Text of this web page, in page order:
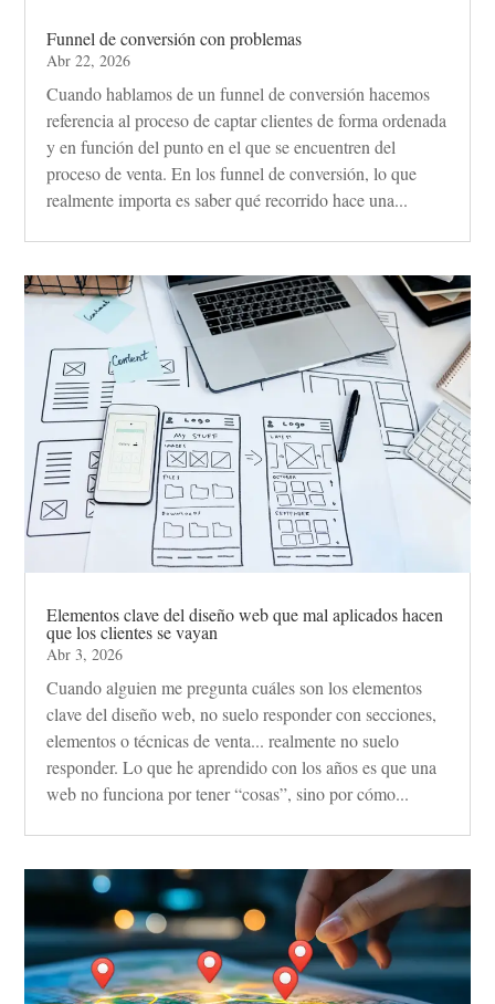
Funnel de conversión con problemas
Abr 22, 2026
Cuando hablamos de un funnel de conversión hacemos
referencia al proceso de captar clientes de forma ordenada
y en función del punto en el que se encuentren del
proceso de venta. En los funnel de conversión, lo que
realmente importa es saber qué recorrido hace una...
Elementos clave del diseño web que mal aplicados hacen
que los clientes se vayan
Abr 3, 2026
Cuando alguien me pregunta cuáles son los elementos
clave del diseño web, no suelo responder con secciones,
elementos o técnicas de venta... realmente no suelo
responder. Lo que he aprendido con los años es que una
web no funciona por tener “cosas”, sino por cómo...